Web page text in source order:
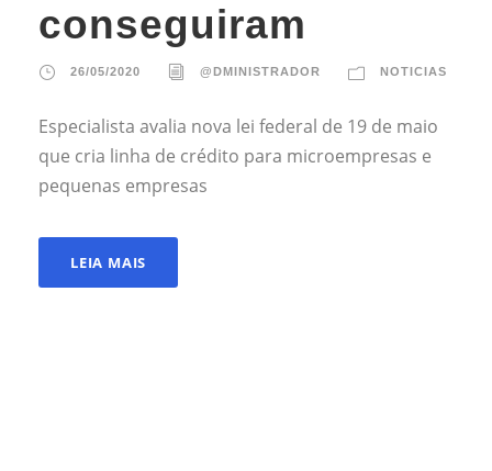
conseguiram
26/05/2020 @DMINISTRADOR NOTICIAS
Especialista avalia nova lei federal de 19 de maio
que cria linha de crédito para microempresas e
pequenas empresas
LEIA MAIS